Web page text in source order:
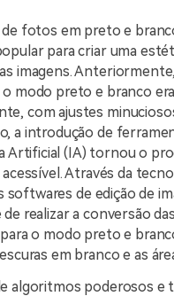
de fotos em preto e
para criar uma
imagens.
modo preto e branco
com ajustes
a introdução de
Artificial (IA) tornou o
Através da
softwares de edição de
de realizar a conversão
o modo preto e
em branco e as
algoritmos poderosos e